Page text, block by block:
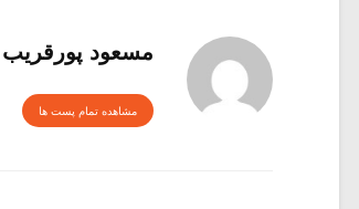
مسعود پورقریب
مشاهده تمام پست ها